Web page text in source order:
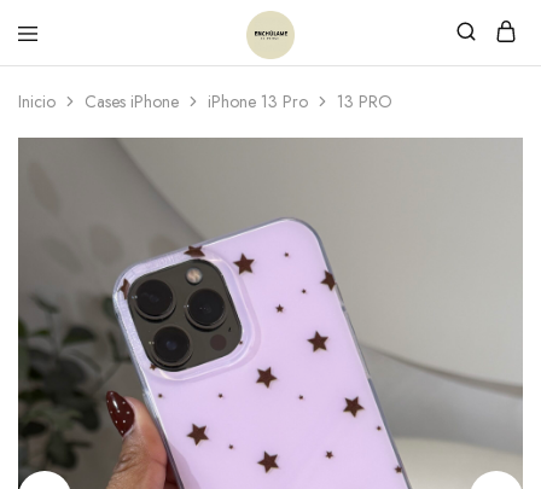
Inicio Cases iPhone iPhone 13 Pro 13 PRO